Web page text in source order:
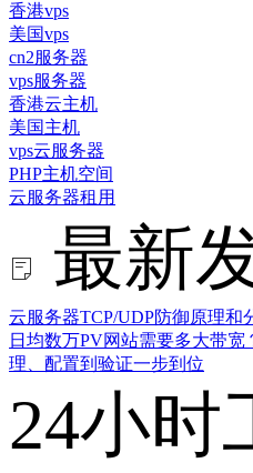
香港vps
美国vps
cn2服务器
vps服务器
香港云主机
美国主机
vps云服务器
PHP主机空间
云服务器租用
最新
云服务器TCP/UDP防御原理和
日均数万PV网站需要多大带
理、配置到验证一步到位
24小时